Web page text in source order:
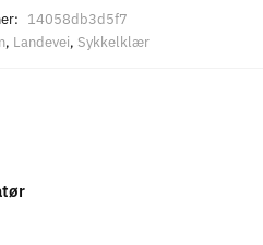
14058db3d5f7
, Landevei, Sykkelklær